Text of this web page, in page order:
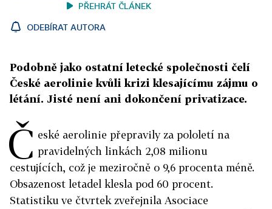
PŘEHRÁT ČLÁNEK
ODEBÍRAT AUTORA
Podobně jako ostatní letecké společnosti čelí
České aerolinie kvůli krizi klesajícímu zájmu o
létání. Jisté není ani dokončení privatizace.
Č eské aerolinie přepravily za pololetí na
pravidelných linkách 2,08 milionu
cestujících, což je meziročně o 9,6 procenta méně.
Obsazenost letadel klesla pod 60 procent.
Statistiku ve čtvrtek zveřejnila Asociace